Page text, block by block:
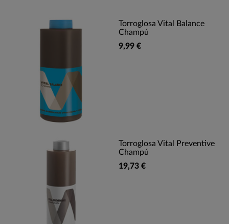
Torroglosa Vital Balance
Champú
9,99 €
Torroglosa Vital Preventive
Champú
19,73 €